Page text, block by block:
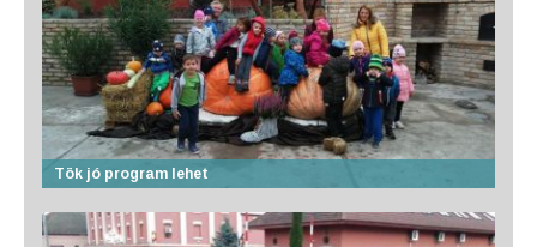
Tök jó program lehet